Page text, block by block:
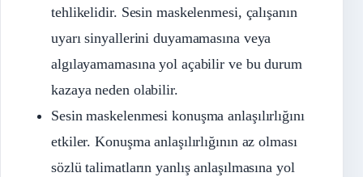
tehlikelidir. Sesin maskelenmesi, çalışanın
uyarı sinyallerini duyamamasına veya
algılayamamasına yol açabilir ve bu durum
kazaya neden olabilir.
Sesin maskelenmesi konuşma anlaşılırlığını
etkiler. Konuşma anlaşılırlığının az olması
sözlü talimatların yanlış anlaşılmasına yol